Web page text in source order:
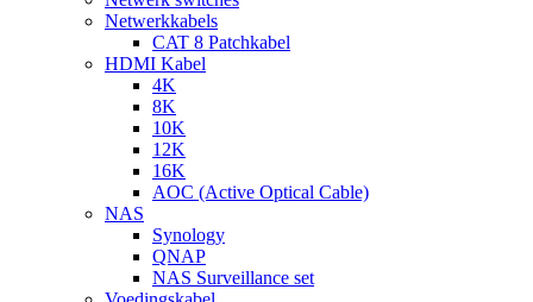
Netwerkkabels
CAT 8 Patchkabel
HDMI Kabel
4K
8K
10K
12K
16K
AOC (Active Optical Cable)
NAS
Synology
QNAP
NAS Surveillance set